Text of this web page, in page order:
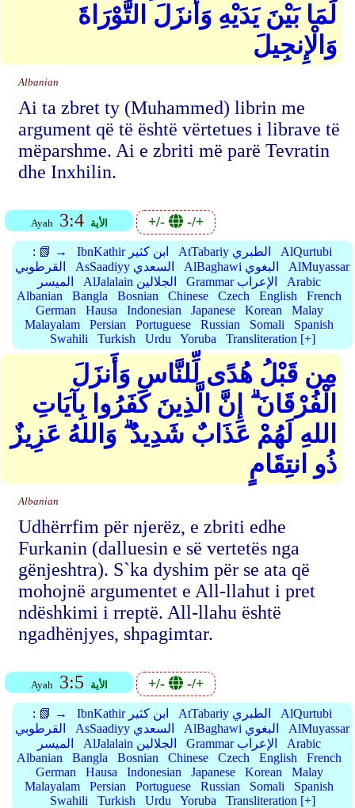
لِّمَا بَيْنَ يَدَيْهِ وَأَنزَلَ التَّوْرَاةَ
وَالْإِنجِيلَ
Albanian
Ai ta zbret ty (Muhammed) librin me
argument që të është vërtetues i librave të
mëparshme. Ai e zbriti më parë Tevratin
dhe Inxhilin.
Ayah 3:4 الأية +/- -/+
: 📗 → IbnKathir ابن كثير AtTabariy الطبري
AlQurtubi
القرطوبي
AsSaadiyy السعدي AlBaghawi البغوي
AlMuyassar
الميسر
AlJalalain الجلالين Grammar الإعراب
Arabic
Albanian
Bangla Bosnian Chinese Czech English
French
German
Hausa Indonesian Japanese Korean
Malay
Malayalam
Persian Portuguese Russian Somali
Spanish
Swahili
Turkish Urdu Yoruba Transliteration [+]
مِن قَبْلُ هُدًى لِّلنَّاسِ وَأَنزَلَ
الْفُرْقَانَ ۗ إِنَّ الَّذِينَ كَفَرُوا بِآيَاتِ
اللهِ لَهُمْ عَذَابٌ شَدِيدٌ ۗ وَاللهُ عَزِيزٌ
ذُو انتِقَامٍ
Albanian
Udhërrfim për njerëz, e zbriti edhe
Furkanin (dalluesin e së vertetës nga
gënjeshtra). S`ka dyshim për se ata që
mohojnë argumentet e All-llahut i pret
ndëshkimi i rreptë. All-llahu është
ngadhënjyes, shpagimtar.
Ayah 3:5 الأية +/- -/+
: 📗 → IbnKathir ابن كثير AtTabariy الطبري
AlQurtubi
القرطوبي
AsSaadiyy السعدي AlBaghawi البغوي
AlMuyassar
الميسر
AlJalalain الجلالين Grammar الإعراب
Arabic
Albanian
Bangla Bosnian Chinese Czech English
French
German
Hausa Indonesian Japanese Korean
Malay
Malayalam
Persian Portuguese Russian Somali
Spanish
Swahili
Turkish Urdu Yoruba Transliteration [+]